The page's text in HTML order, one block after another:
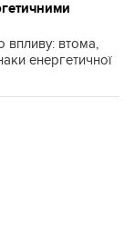
впливу: втома,
енергетичної